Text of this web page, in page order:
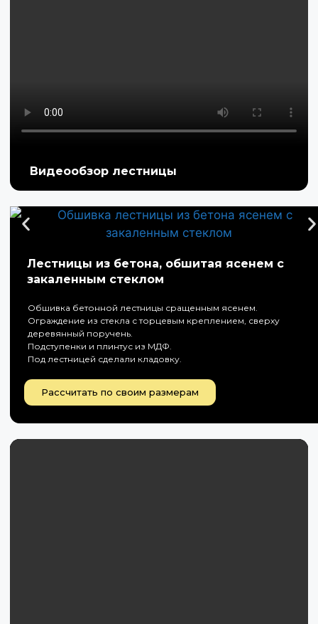
Видеообзор лестницы
Лестницы из бетона, обшитая ясенем с
закаленным стеклом
Обшивка бетонной лестницы сращенным ясенем.
Ограждение из стекла с торцевым креплением, сверху
деревянный поручень.
Подступенки и плинтус из МДФ.
Под лестницей сделали кладовку.
Рассчитать по своим размерам